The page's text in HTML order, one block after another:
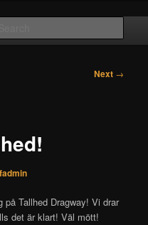
Next →
på Tallhed Dragway! Vi drar
det är klart! Väl mött!